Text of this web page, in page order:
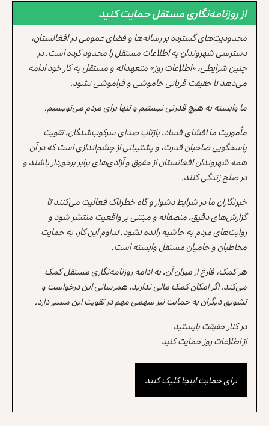
از روزنامه‌نگاری مستقل حمایت کنید
محدودیت‌های گسترده بر رسانه‌ها و فضای عمومی در افغانستان،
دسترسی شهروندان به اطلاعات مستقل را محدود کرده است. در
چنین شرایطی، «اطلاعات روز» متعهدانه و مستقل به کار خود ادامه
می‌دهد تا حقیقت قربانی خاموشی و فراموشی نشود.
ما وابسته به هیچ قدرتی نیستیم و تنها برای مردم می‌نویسیم.
مأموریت ما افشای فساد، بازتاب صدای سرکوب‌شدگان، تقویت
پاسخگویی صاحبان قدرت، و پشتیبانی از چشم‌اندازی است که در آن
همه شهروندان افغانستان از حقوق و آزادی‌های برابر برخوردار باشند و
در صلح زندگی کنند.
خبرنگاران ما در شرایط دشوار و گاه خطرناک فعالیت می‌کنند تا
گزارش‌های دقیق، منصفانه و مبتنی بر واقعیت منتشر شود و
روایت‌های مردم به حاشیه رانده نشود. تداوم این کار، به حمایت
مخاطبان و حامیان مستقل وابسته است.
هر کمک، فارغ از میزان آن، به ادامه روزنامه‌نگاری مستقل کمک
می‌کند. اگر امکان کمک مالی ندارید، همرسانی این درخواست و
تشویق دیگران به حمایت نیز سهمی مهم در تقویت این مسیر دارد.
در کنار حقیقت بایستید
از اطلاعات روز حمایت کنید
برای حمایت اینجا کلیک کنید